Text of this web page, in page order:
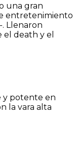
una gran
entretenimiento
. Llenaron
death y el
y potente en
la vara alta